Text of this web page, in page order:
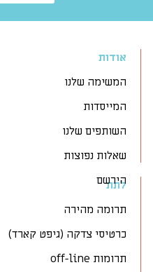
אודות
המשימה שלנו
המייסדות
השותפים שלנו
שאלות נפוצות
הירשם
לתת
תרומה מהירה
כרטיסי צדקה (גיפט קארד)
תרומות off-line